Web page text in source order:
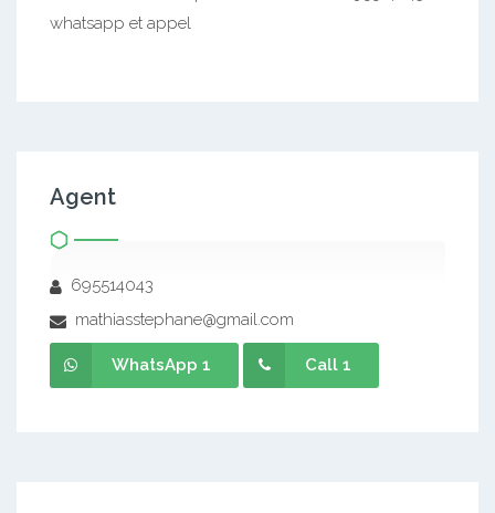
whatsapp et appel
Agent
695514043
mathiasstephane@gmail.com
WhatsApp 1 Call 1